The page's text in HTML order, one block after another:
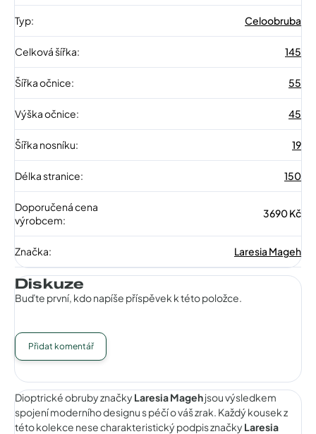
Typ: Celoobruba
Celková šířka: 145
Šířka očnice: 55
Výška očnice: 45
Šířka nosníku: 19
Délka stranice: 150
Doporučená cena
výrobcem:
3690 Kč
Značka: Laresia Mageh
Diskuze
Buďte první, kdo napíše příspěvek k této položce.
Přidat komentář
Dioptrické obruby značkyLaresia Magehjsou výsledkem
spojení moderního designu s péčí o váš zrak. Každý kousek z
této kolekce nese charakteristický podpis značkyLaresia